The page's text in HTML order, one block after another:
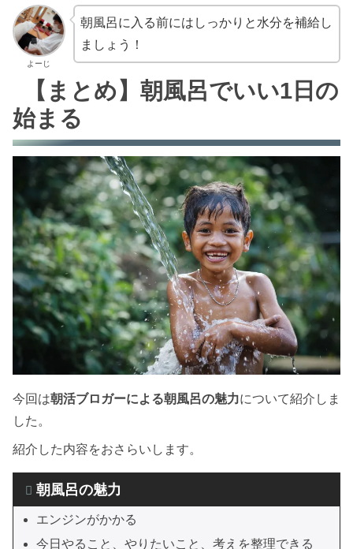
よーじ
朝風呂に入る前にはしっかりと水分を補給し
ましょう！
【まとめ】朝風呂でいい1日の
始まる
今回は朝活ブロガーによる朝風呂の魅力について紹介しま
した。
紹介した内容をおさらいします。
朝風呂の魅力
エンジンがかかる
今日やること、やりたいこと、考えを整理できる